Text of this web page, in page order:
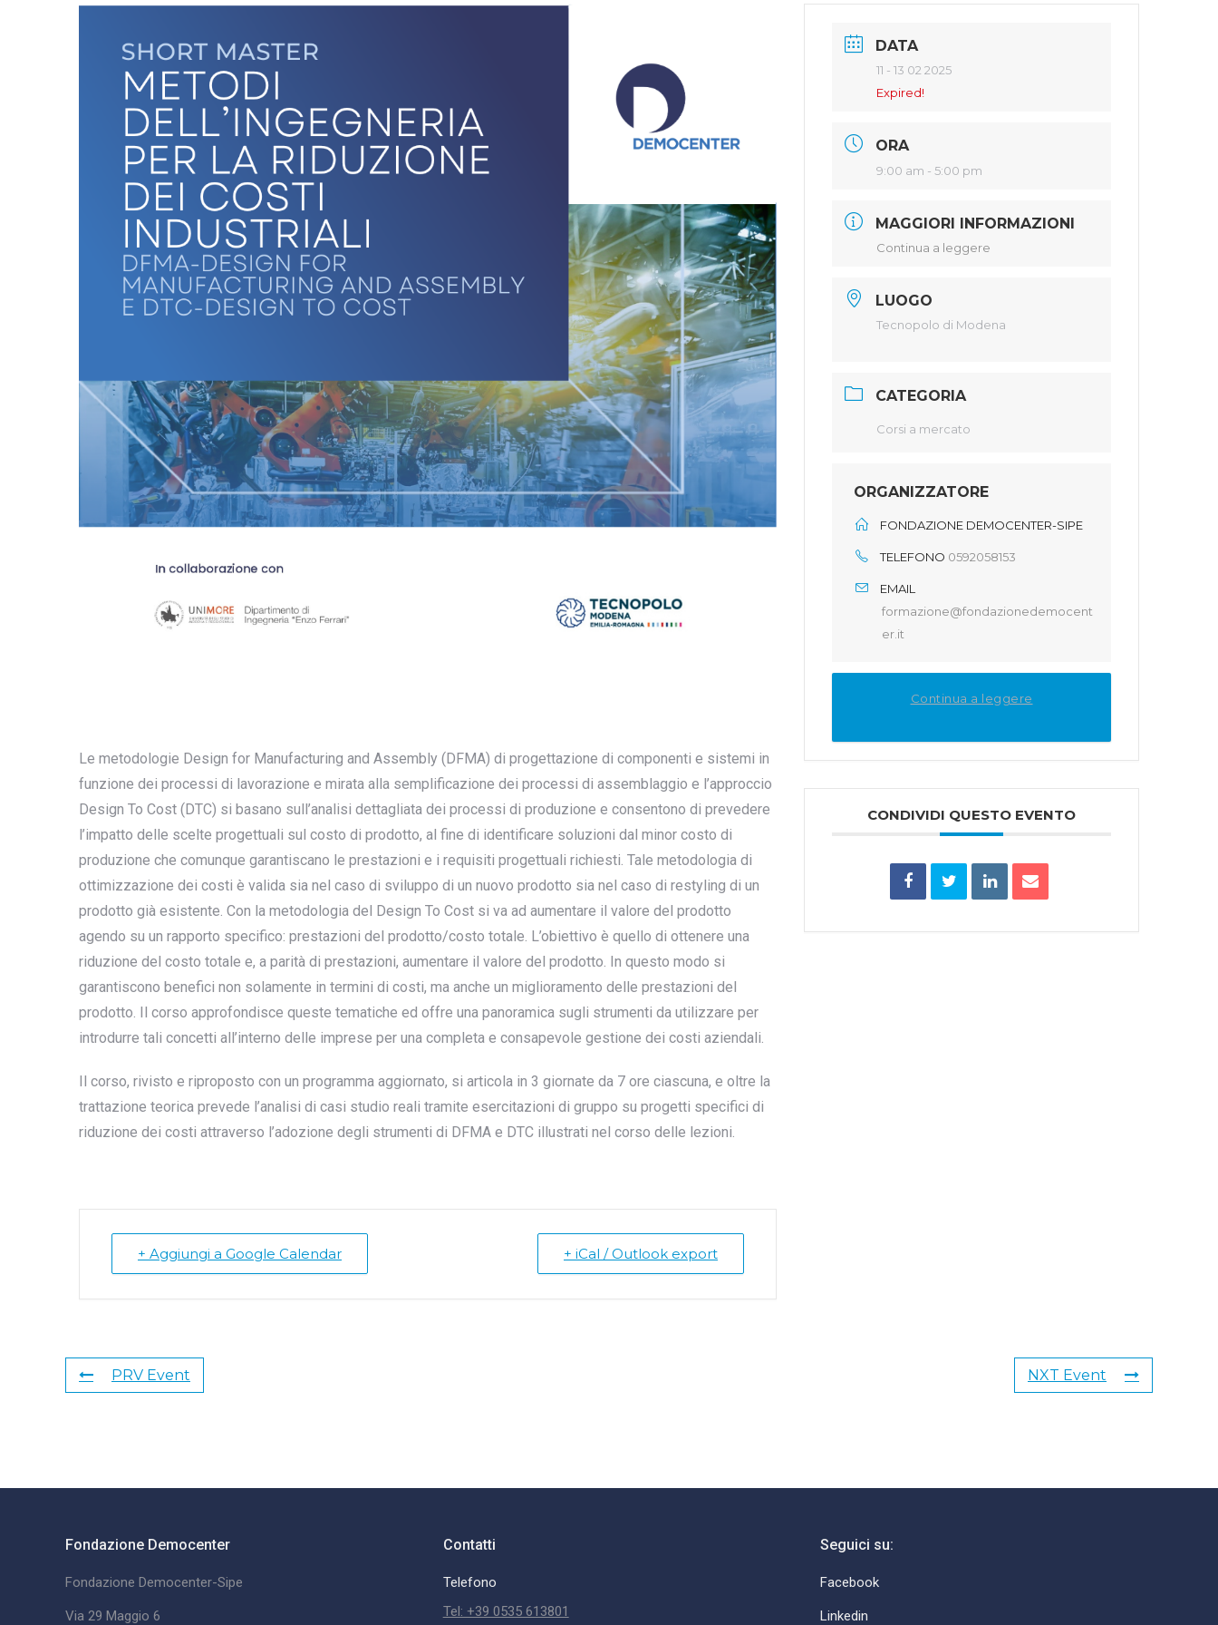
Le metodologie Design for Manufacturing and Assembly (DFMA) di progettazione di componenti e sistemi in
funzione dei processi di lavorazione e mirata alla semplificazione dei processi di assemblaggio e l’approccio
Design To Cost (DTC) si basano sull’analisi dettagliata dei processi di produzione e consentono di prevedere
l’impatto delle scelte progettuali sul costo di prodotto, al fine di identificare soluzioni dal minor costo di
produzione che comunque garantiscano le prestazioni e i requisiti progettuali richiesti. Tale metodologia di
ottimizzazione dei costi è valida sia nel caso di sviluppo di un nuovo prodotto sia nel caso di restyling di un
prodotto già esistente. Con la metodologia del Design To Cost si va ad aumentare il valore del prodotto
agendo su un rapporto specifico: prestazioni del prodotto/costo totale. L’obiettivo è quello di ottenere una
riduzione del costo totale e, a parità di prestazioni, aumentare il valore del prodotto. In questo modo si
garantiscono benefici non solamente in termini di costi, ma anche un miglioramento delle prestazioni del
prodotto. Il corso approfondisce queste tematiche ed offre una panoramica sugli strumenti da utilizzare per
introdurre tali concetti all’interno delle imprese per una completa e consapevole gestione dei costi aziendali.
Il corso, rivisto e riproposto con un programma aggiornato, si articola in 3 giornate da 7 ore ciascuna, e oltre la
trattazione teorica prevede l’analisi di casi studio reali tramite esercitazioni di gruppo su progetti specifici di
riduzione dei costi attraverso l’adozione degli strumenti di DFMA e DTC illustrati nel corso delle lezioni.
+ Aggiungi a Google Calendar + iCal / Outlook export
DATA
11 - 13 02 2025
Expired!
ORA
9:00 am - 5:00 pm
MAGGIORI INFORMAZIONI
Continua a leggere
LUOGO
Tecnopolo di Modena
CATEGORIA
Corsi a mercato
ORGANIZZATORE
FONDAZIONE DEMOCENTER-SIPE
TELEFONO 0592058153
EMAIL
formazione@fondazionedemocent
er.it
Continua a leggere
CONDIVIDI QUESTO EVENTO
PRV Event NXT Event
Fondazione Democenter
Fondazione Democenter-Sipe
Via 29 Maggio 6
Contatti
Telefono
Tel: +39 0535 613801
Seguici su:
Facebook
Linkedin